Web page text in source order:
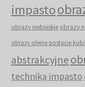
impasto
obrazy niebieskie obrazy
obrazy olejne postacie
abstrakcyjne
techniką impasto